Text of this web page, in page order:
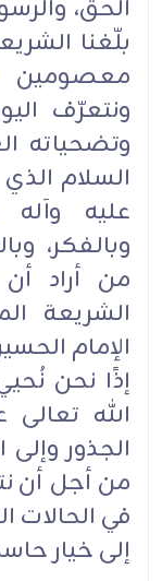
الحق،
بلّغنا
معصومين
ونتعرّف
وتضحياته
السلام
عليه وآله
‏وبالفكر،
من أراد
الشريعة
‏الإمام
إذًا نحن
الله
الجذور
من أجل أن
في الحالات
إلى خيار